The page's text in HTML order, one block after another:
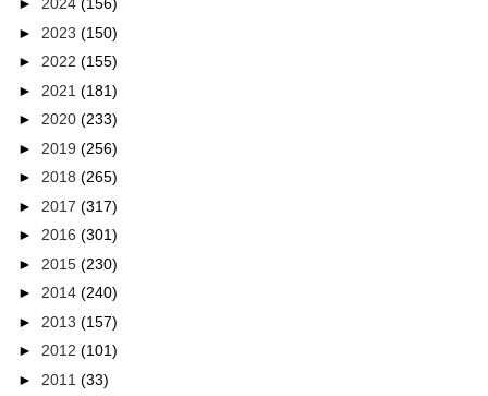
► 2024 (156)
► 2023 (150)
► 2022 (155)
► 2021 (181)
► 2020 (233)
► 2019 (256)
► 2018 (265)
► 2017 (317)
► 2016 (301)
► 2015 (230)
► 2014 (240)
► 2013 (157)
► 2012 (101)
► 2011 (33)